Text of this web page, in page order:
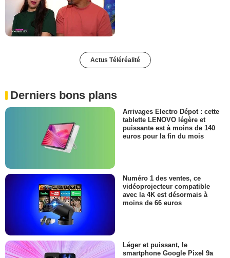
Actus Téléréalité
Derniers bons plans
Arrivages Electro Dépot : cette
tablette LENOVO légère et
puissante est à moins de 140
euros pour la fin du mois
Numéro 1 des ventes, ce
vidéoprojecteur compatible
avec la 4K est désormais à
moins de 66 euros
Léger et puissant, le
smartphone Google Pixel 9a